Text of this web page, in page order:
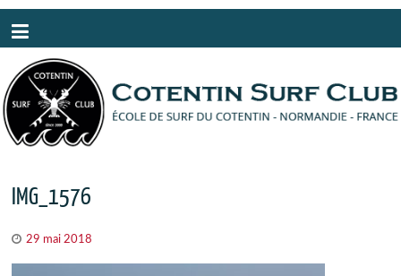
IMG_1576
29 mai 2018
Panneau de gestion des cookies